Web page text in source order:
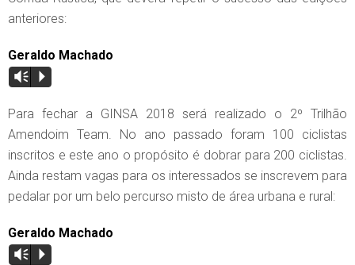
anteriores:
Geraldo Machado
Vm P
Para fechar a GINSA 2018 será realizado o 2º Trilhão
Amendoim Team. No ano passado foram 100 ciclistas
inscritos e este ano o propósito é dobrar para 200 ciclistas.
Ainda restam vagas para os interessados se inscrevem para
pedalar por um belo percurso misto de área urbana e rural:
Geraldo Machado
Vm P